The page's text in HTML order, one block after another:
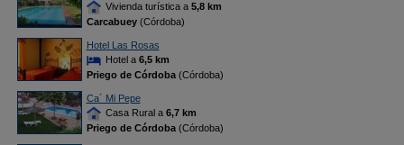
Vivienda turística a 5,8 km
Carcabuey(Córdoba)
Hotel Las Rosas
Hotel a 6,5 km
Priego de Córdoba(Córdoba)
Ca´ Mi Pepe
Casa Rural a 6,7 km
Priego de Córdoba(Córdoba)